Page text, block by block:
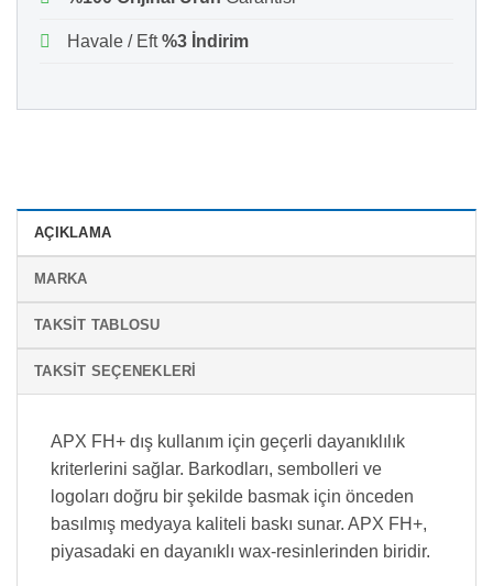
Havale / Eft%3 İndirim
AÇIKLAMA
MARKA
TAKSIT TABLOSU
TAKSIT SEÇENEKLERI
APX FH+ dış kullanım için geçerli dayanıklılık
kriterlerini sağlar. Barkodları, sembolleri ve
logoları doğru bir şekilde basmak için önceden
basılmış medyaya kaliteli baskı sunar. APX FH+,
piyasadaki en dayanıklı wax-resinlerinden biridir.